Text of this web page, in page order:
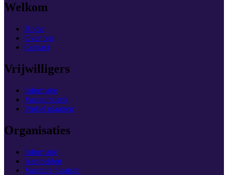
Welkom
Home
Over ons
Contact
Vrijwilligers
Informatie
Vacaturebank
Profiel plaatsen
Organisaties
Informatie
Aanmelden
Vacature plaatsen